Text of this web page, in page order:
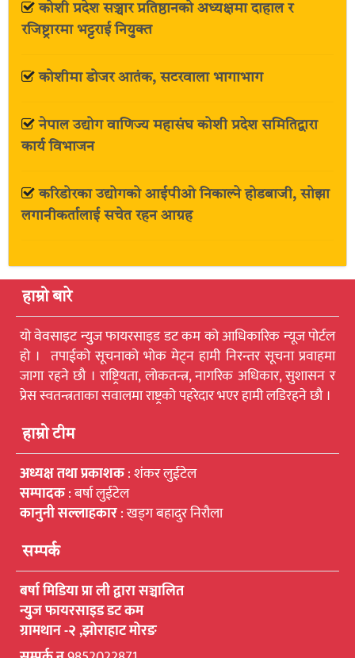
कोशी प्रदेश सञ्चार प्रतिष्ठानको अध्यक्षमा दाहाल र
रजिष्ट्रारमा भट्टराई नियुक्त
कोशीमा डोजर आतंक, सटरवाला भागाभाग
नेपाल उद्योग वाणिज्य महासंघ कोशी प्रदेश समितिद्वारा
कार्य विभाजन
करिडोरका उद्योगको आईपीओ निकाल्ने होडबाजी, सोझा
लगानीकर्तालाई सचेत रहन आग्रह
हाम्रो बारे
यो वेवसाइट न्युुज फायरसाइड डट कम को आधिकारिक न्यूज पोर्टल
हो । तपाईको सूचनाको भोक मेट्न हामी निरन्तर सूचना प्रवाहमा
जागा रहने छौ । राष्ट्रियता, लोकतन्त्र, नागरिक अधिकार, सुशासन र
प्रेस स्वतन्त्रताका सवालमा राष्ट्रको पहरेदार भएर हामी लडिरहने छौ ।
हाम्रो टीम
अध्यक्ष तथा प्रकाशक: शंकर लुईटेल
सम्पादक: बर्षा लुईटेल
कानुनी सल्लाहकार: खड्ग बहादुर निरौला
सम्पर्क
बर्षा मिडिया प्रा ली द्वारा सञ्चालित
न्युुज फायरसाइड डट कम
ग्रामथान -२ ,झोराहाट मोरङ